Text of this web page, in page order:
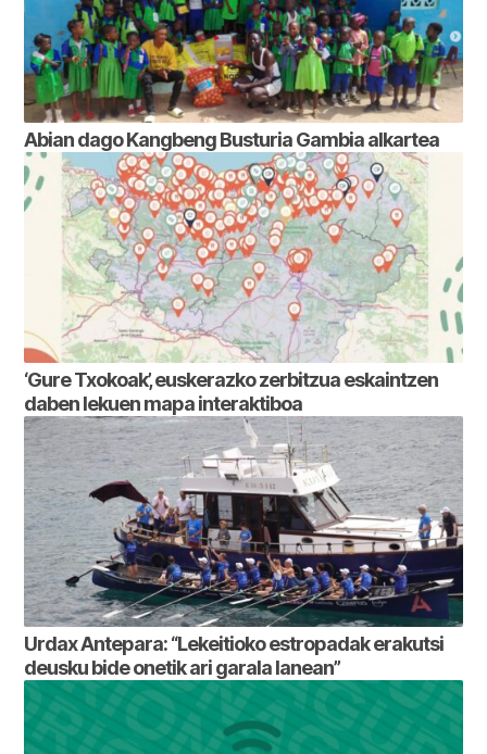
Abian dago Kangbeng Busturia Gambia alkartea
‘Gure Txokoak’, euskerazko zerbitzua eskaintzen
daben lekuen mapa interaktiboa
Urdax Antepara: “Lekeitioko estropadak erakutsi
deusku bide onetik ari garala lanean”